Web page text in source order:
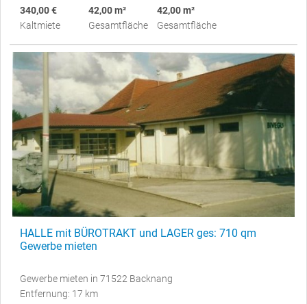
340,00 €
Kaltmiete
42,00 m²
Gesamtfläche
42,00 m²
Gesamtfläche
HALLE mit BÜROTRAKT und LAGER ges: 710 qm
Gewerbe mieten
Gewerbe mieten in 71522 Backnang
Entfernung: 17 km